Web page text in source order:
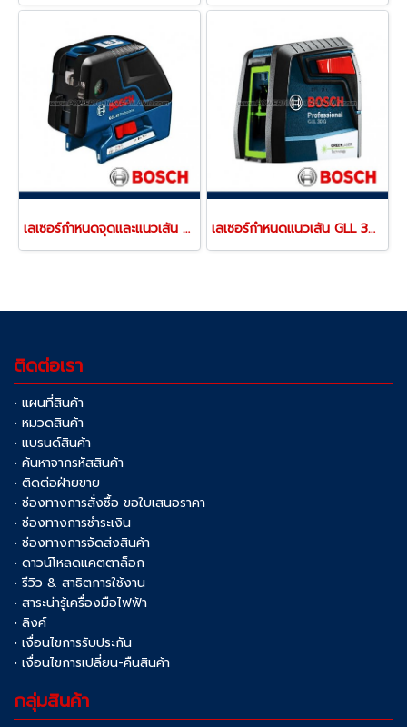
เลเซอร์กำหนดจุดและแนวเส้น GCL 25 (0601066B00) เลเซอร์กำหนดแนวเส้น GLL 30 G (0601063V80)
ติดต่อเรา
• แผนที่สินค้า
• หมวดสินค้า
• แบรนด์สินค้า
• ค้นหาจากรหัสสินค้า
• ติดต่อฝ่ายขาย
• ช่องทางการสั่งซื้อ ขอใบเสนอราคา
• ช่องทางการชำระเงิน
• ช่องทางการจัดส่งสินค้า
• ดาวน์โหลดแคตตาล็อก
• รีวิว & สาธิตการใช้งาน
• สาระน่ารู้เครื่องมือไฟฟ้า
• ลิงค์
• เงื่อนไขการรับประกัน
• เงื่อนไขการเปลี่ยน-คืนสินค้า
กลุ่มสินค้า